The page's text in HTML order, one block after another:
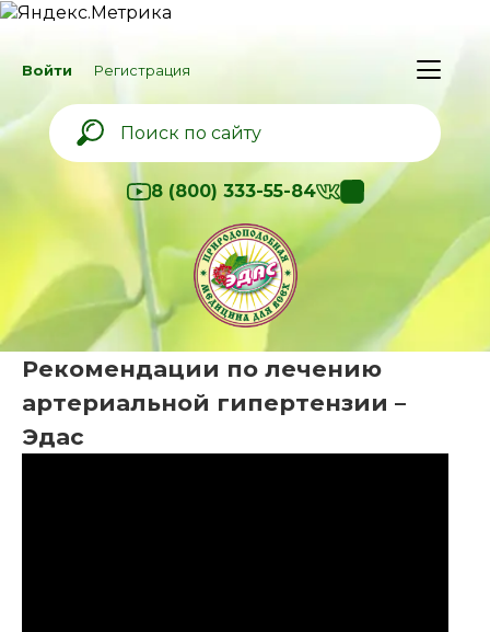
Войти Регистрация
8 (800) 333-55-84
Рекомендации по лечению
артериальной гипертензии –
Эдас